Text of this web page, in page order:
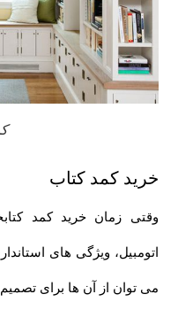
خرید کمد کتاب
وقتی زمان خرید کمد
اتومبیل، ویژگی های
می توان از آن ها برای